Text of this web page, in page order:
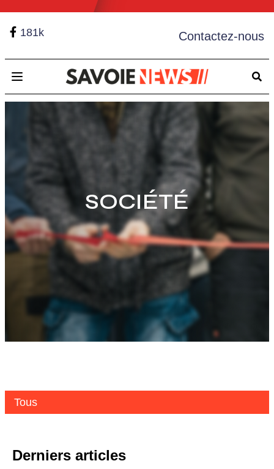
181k Contactez-nous
Open main menu
SOCIÉTÉ
Tous
Derniers articles